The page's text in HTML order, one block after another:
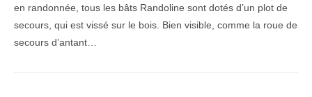
en randonnée, tous les bâts Randoline sont dotés d’un plot de
secours, qui est vissé sur le bois. Bien visible, comme la roue de
secours d’antant…